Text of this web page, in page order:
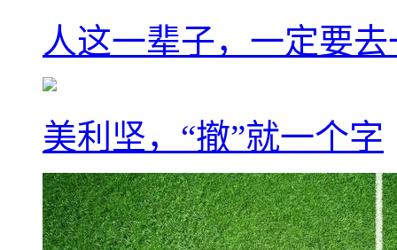
人这一辈子，一定要
美利坚，“撤”就一个字